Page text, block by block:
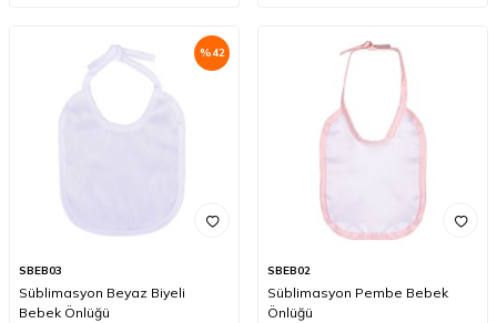
%42
SBEB03
Süblimasyon Beyaz Biyeli
Bebek Önlüğü
SBEB02
Süblimasyon Pembe Bebek
Önlüğü